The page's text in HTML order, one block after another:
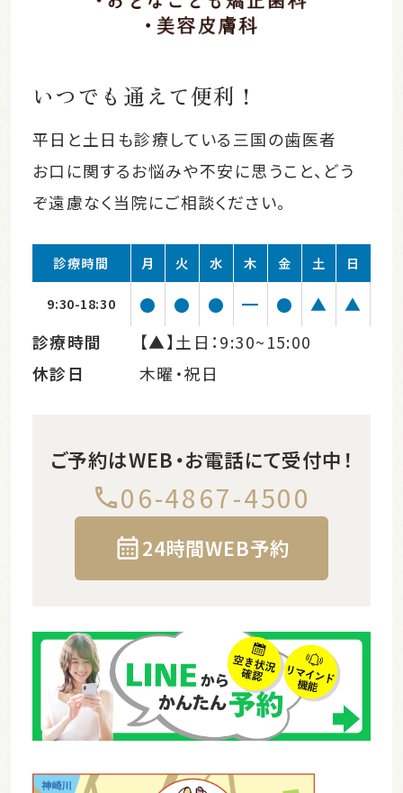
いつでも通えて便利！
平日と土日も診療している三国の歯医者
お口に関するお悩みや不安に思うこと、どう
ぞ遠慮なく当院にご相談ください。
診療時間 月 火 水 木 金 土 日
9:30-18:30 ● ● ● ━ ● ▲
▲
診療時間
【▲】土日：9:30~15:00
休診日
木曜・祝日
ご予約はWEB・お電話にて受付中！
06-4867-4500
24時間WEB予約